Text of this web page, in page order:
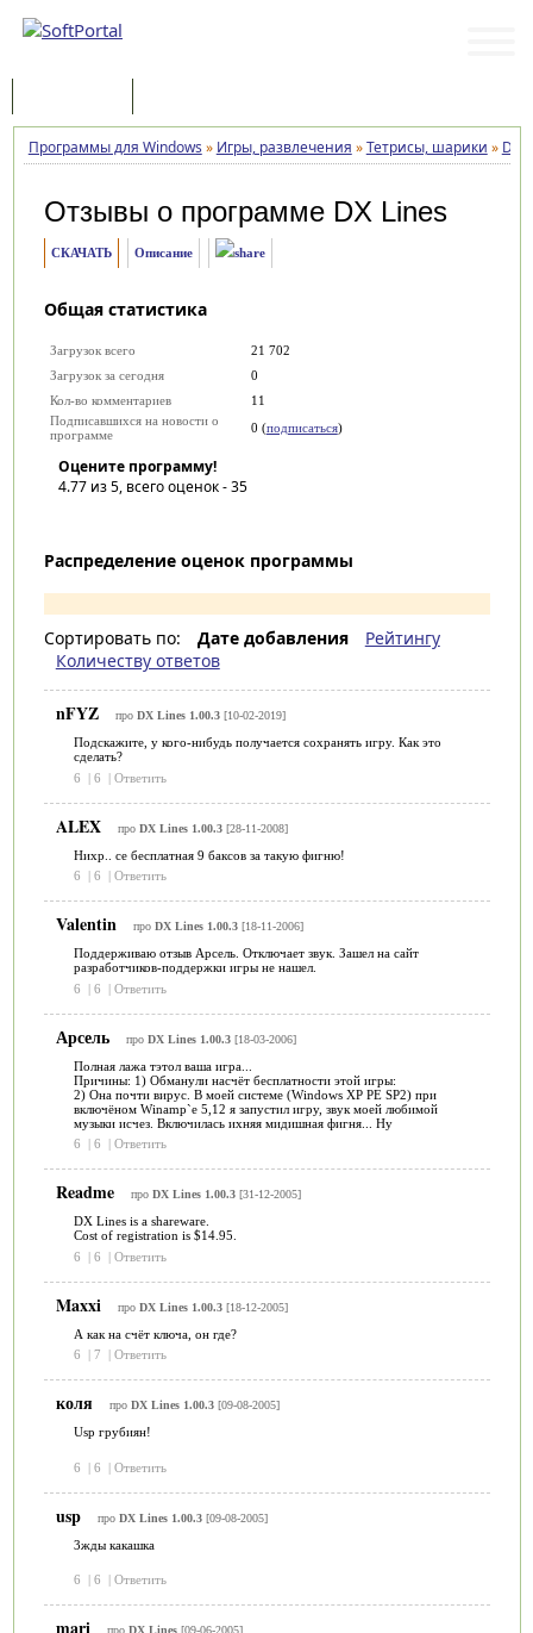
Программы для Windows » Игры, развлечения »Тетрисы, шарики » DX
Отзывы о программе DX Lines
СКАЧАТЬ Описание
Общая статистика
Загрузок всего
21 702
Загрузок за сегодня
0
Кол-во комментариев
11
Подписавшихся на новости о
программе
0 (подписаться)
Оцените программу!
4.77из 5, всего оценок -35
Распределение оценок программы
Сортировать по: Дате добавления
Рейтингу
Количеству ответов
nFYZ про DX Lines 1.00.3[10-02-2019]
Подскажите, у кого-нибудь получается сохранять игру. Как это
сделать?
6
| 6 | Ответить
ALEX про DX Lines 1.00.3[28-11-2008]
Нихр.. се бесплатная 9 баксов за такую фигню!
6
| 6 | Ответить
Valentin про DX Lines 1.00.3[18-11-2006]
Поддерживаю отзыв Арсель. Отключает звук. Зашел на сайт
разработчиков-поддержки игры не нашел.
6
| 6 | Ответить
Арсель про DX Lines 1.00.3[18-03-2006]
Полная лажа тэтол ваша игра...
Причины: 1) Обманули насчёт бесплатности этой игры:
2) Она почти вирус. В моей системе (Windows XP PE SP2) при
включёном Winamp`e 5,12 я запустил игру, звук моей любимой
музыки исчез. Включилась ихняя мидишная фигня... Ну
6
| 6 | Ответить
Readme про DX Lines 1.00.3[31-12-2005]
DX Lines is a shareware.
Cost of registration is $14.95.
6
| 6 | Ответить
Maxxi про DX Lines 1.00.3[18-12-2005]
А как на счёт ключа, он где?
6
| 7 | Ответить
коля про DX Lines 1.00.3[09-08-2005]
Usp грубиян!
6 | 6 | Ответить
usp про DX Lines 1.00.3[09-08-2005]
3жды какашка
6 | 6 | Ответить
mari про DX Lines [09-06-2005]